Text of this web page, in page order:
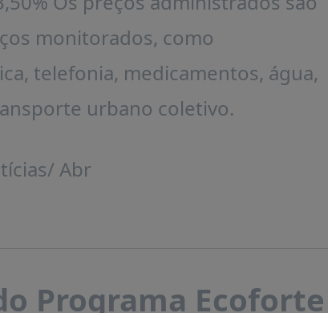
monitorados, como
telefonia, medicamentos, água,
urbano coletivo.
Abr
Programa Ecoforte